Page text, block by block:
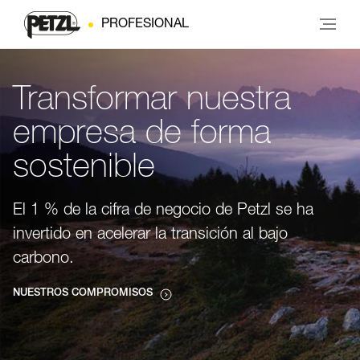
PROFESIONAL
Transformar nuestra
empresa de forma
sostenible
El 1 % de la cifra de negocio de Petzl se ha
invertido en acelerar la transición al bajo
carbono.
NUESTROS COMPROMISOS